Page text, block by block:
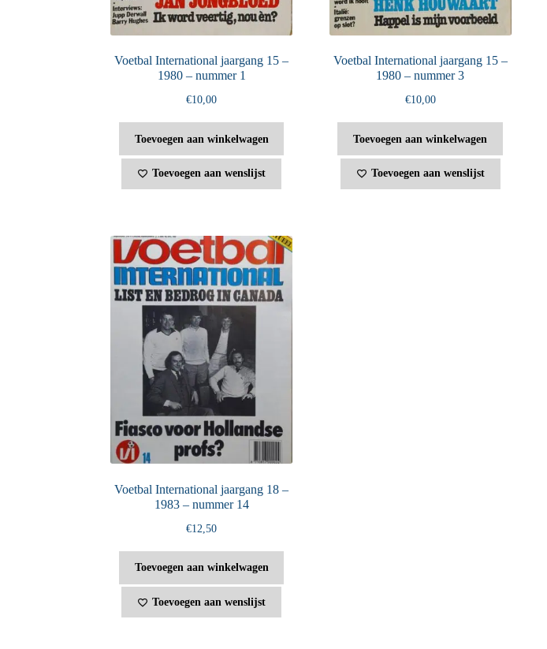
Voetbal International jaargang 15 –
1980 – nummer 1
€10,00
Toevoegen aan winkelwagen
Toevoegen aan wenslijst
Voetbal International jaargang 15 –
1980 – nummer 3
€10,00
Toevoegen aan winkelwagen
Toevoegen aan wenslijst
Voetbal International jaargang 18 –
1983 – nummer 14
€12,50
Toevoegen aan winkelwagen
Toevoegen aan wenslijst